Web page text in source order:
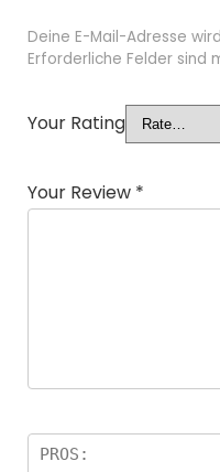
Deine E-Mail-Adresse
Erforderliche Felder sind
Your Rating
Your Review *